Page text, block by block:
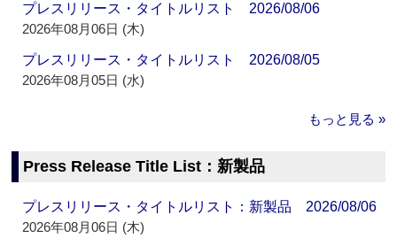
プレスリリース・タイトルリスト 2026/08/06
2026年08月06日 (木)
プレスリリース・タイトルリスト 2026/08/05
2026年08月05日 (水)
もっと見る »
Press Release Title List：新製品
プレスリリース・タイトルリスト：新製品 2026/08/06
2026年08月06日 (木)